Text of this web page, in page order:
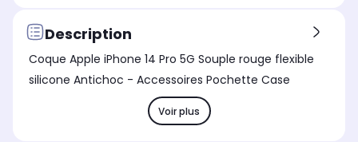
Description
Coque Apple iPhone 14 Pro 5G Souple rouge flexible
silicone Antichoc - Accessoires Pochette Case
Voir plus